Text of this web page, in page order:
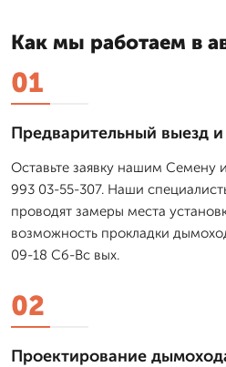
Как мы работаем в
01
Предварительный выезд
Оставьте заявку нашим Семену
993 03-55-307. Наши
проводят замеры места
возможность прокладки
09-18 Сб-Вс вых.
02
Проектирование